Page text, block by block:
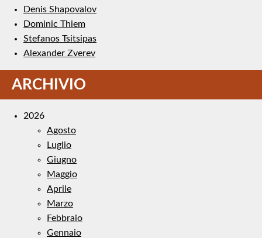
Denis Shapovalov
Dominic Thiem
Stefanos Tsitsipas
Alexander Zverev
ARCHIVIO
2026
Agosto
Luglio
Giugno
Maggio
Aprile
Marzo
Febbraio
Gennaio